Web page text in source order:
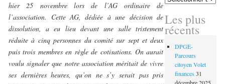
hier 25 novembre lors de l’AG ordinaire de
l’association. Cette AG, dédiée à une décision de
dissolution, a eu lieu devant une salle tristement
réduite à cinq personnes du comité sur sept et deux
puis trois membres en règle de cotisations. On aurait
voulu signaler que notre association méritait de vivre
ses dernières heures, qu’on ne s’y serait pas pris
Les plus
récents
DPGE-
Parcours
citoyen Volet
finances 31